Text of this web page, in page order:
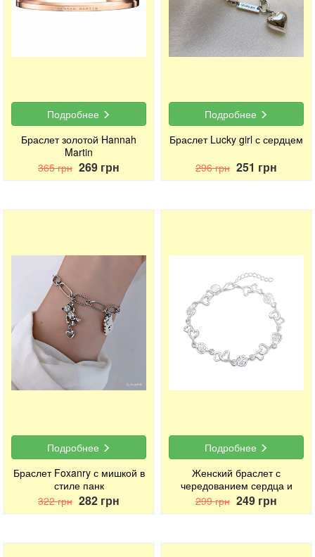
Подробнее
Браслет золотой Hannah
Martin
365 грн 269 грн
Подробнее
Браслет Lucky girl с сердцем
296 грн 251 грн
Подробнее
Браслет Foxanry с мишкой в
стиле панк
322 грн 282 грн
Подробнее
Женский браслет с
чередованием сердца и
розочки
299 грн 249 грн